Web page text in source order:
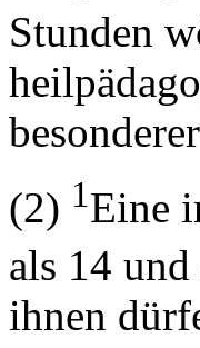
Stunden
(2) 1Eine
als 14
ihnen